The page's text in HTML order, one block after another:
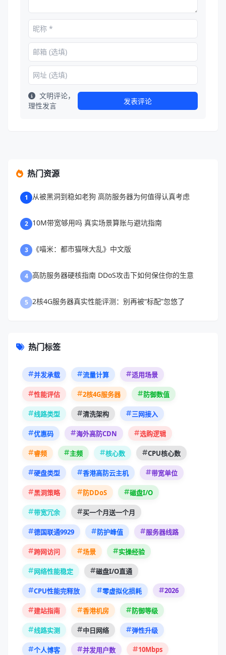
文明评论，
理性发言
发表评论
热门资源
1 从被黑洞到稳如老狗 高防服务器为何值得认真考虑
2 10M带宽够用吗 真实场景算账与避坑指南
3 《喵米：都市猫咪大乱》中文版
4 高防服务器硬核指南 DDoS攻击下如何保住你的生意
5 2核4G服务器真实性能评测：别再被“标配”忽悠了
热门标签
并发承载 流量计算 适用场景
性能评估 2核4G服务器 防御数值
线路类型 清洗架构 三网接入
优惠码 海外高防CDN 选购逻辑
睿频 主频 核心数 CPU核心数
硬盘类型 香港高防云主机 带宽单位
黑洞策略 防DDoS 磁盘I/O
带宽冗余 买一个月送一个月
德国联通9929 防护峰值 服务器线路
跨网访问 场景 实操经验
网络性能稳定 磁盘I/O直通
CPU性能完释放 零虚拟化损耗 2026
建站指南 香港机房 防御等级
线路实测 中日网络 弹性升级
个人博客 并发用户数 10Mbps